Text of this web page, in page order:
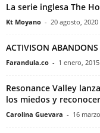
La serie inglesa The
Kt Moyano - 20 agosto, 2020
ACTIVISON
Farandula.co - 1 enero, 2015
Resonance Valley
los miedos y
Carolina Guevara - 16